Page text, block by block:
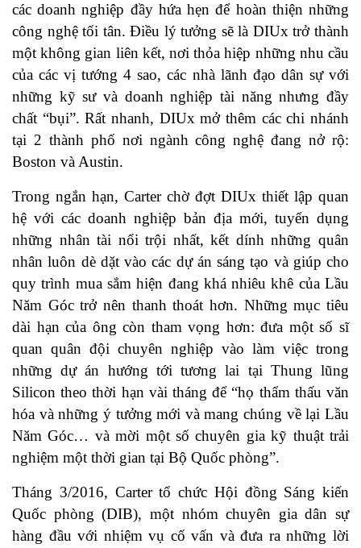
các doanh nghiệp đầy hứa hẹn để hoàn thiện những
công nghệ tối tân. Điều lý tưởng sẽ là DIUx trở thành
một không gian liên kết, nơi thỏa hiệp những nhu cầu
của các vị tướng 4 sao, các nhà lãnh đạo dân sự với
những kỹ sư và doanh nghiệp tài năng nhưng đầy
chất “bụi”. Rất nhanh, DIUx mở thêm các chi nhánh
tại 2 thành phố nơi ngành công nghệ đang nở rộ:
Boston và Austin.
Trong ngắn hạn, Carter chờ đợt DIUx thiết lập quan
hệ với các doanh nghiệp bản địa mới, tuyển dụng
những nhân tài nổi trội nhất, kết dính những quân
nhân luôn dè dặt vào các dự án sáng tạo và giúp cho
quy trình mua sắm hiện đang khá nhiêu khê của Lầu
Năm Góc trở nên thanh thoát hơn. Những mục tiêu
dài hạn của ông còn tham vọng hơn: đưa một số sĩ
quan quân đội chuyên nghiệp vào làm việc trong
những dự án hướng tới tương lai tại Thung lũng
Silicon theo thời hạn vài tháng để “họ thẩm thấu văn
hóa và những ý tưởng mới và mang chúng về lại Lầu
Năm Góc… và mời một số chuyên gia kỹ thuật trải
nghiệm một thời gian tại Bộ Quốc phòng”.
Tháng 3/2016, Carter tổ chức Hội đồng Sáng kiến
Quốc phòng (DIB), một nhóm chuyên gia dân sự
hàng đầu với nhiệm vụ cố vấn và đưa ra những lời